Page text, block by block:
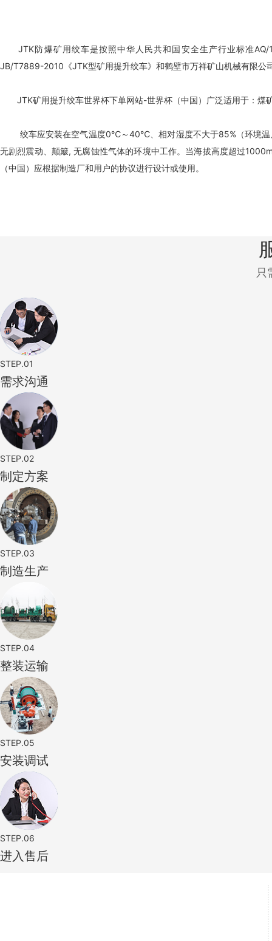
JTK防爆矿用绞车是按照中华人民共和国安全生产行业标准AQ/
JB/T7889-2010《JTK型矿用提升绞车》和鹤壁市万祥矿山机械有限
JTK矿用提升绞车世界杯下单网站-世界杯（中国）广泛适用于：煤
绞车应安装在空气温度0℃～40℃、相对湿度不大于85%（环境温
无剧烈震动、颠簸, 无腐蚀性气体的环境中工作。当海拔高度超过
（中国）应根据制造厂和用户的协议进行设计或使用。
只
STEP.01
需求沟通
STEP.02
制定方案
STEP.03
制造生产
STEP.04
整装运输
STEP.05
安装调试
STEP.06
进入售后